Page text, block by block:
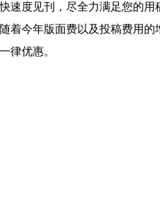
速度见刊，尽全力满足您的
着今年版面费以及投稿费用
律优惠。